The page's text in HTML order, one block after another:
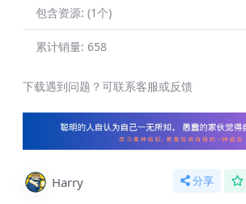
包含资源: (1个)
累计销量: 658
下载遇到问题？可联系客服或反馈
Harry 分享